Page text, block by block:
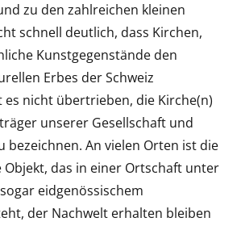
zu den zahlreichen kleinen
schnell deutlich, dass Kirchen,
Kunstgegenstände den
Erbes der Schweiz
es nicht übertrieben, die Kirche(n)
unserer Gesellschaft und
bezeichnen. An vielen Orten ist die
Objekt, das in einer Ortschaft unter
eidgenössischem
der Nachwelt erhalten bleiben